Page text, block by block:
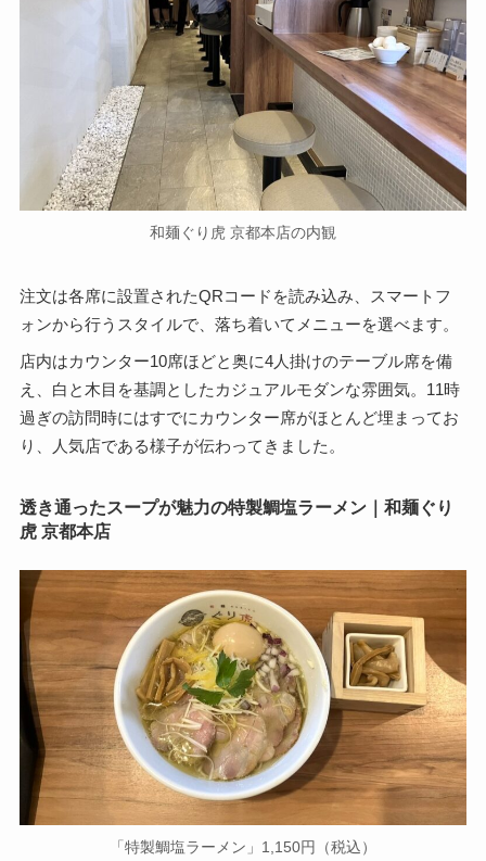
和麺ぐり虎 京都本店の内観
注文は各席に設置されたQRコードを読み込み、スマートフ
ォンから行うスタイルで、落ち着いてメニューを選べます。
店内はカウンター10席ほどと奥に4人掛けのテーブル席を備
え、白と木目を基調としたカジュアルモダンな雰囲気。11時
過ぎの訪問時にはすでにカウンター席がほとんど埋まってお
り、人気店である様子が伝わってきました。
透き通ったスープが魅力の特製鯛塩ラーメン｜和麺ぐり
虎 京都本店
「特製鯛塩ラーメン」1,150円（税込）